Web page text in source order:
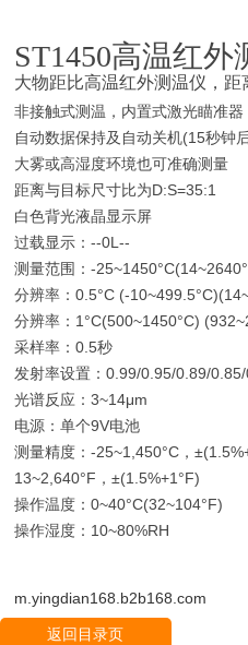
ST1450高温红外
大物距比高温红外测温仪，距
非接触式测温，内置式激光瞄准器
自动数据保持及自动关机(15秒钟
大雾或高湿度环境也可准确测量
距离与目标尺寸比为D:S=35:1
白色背光液晶显示屏
过载显示：--0L--
测量范围：-
分辨率：0.5°C (-
分辨率：1°C(500~1450°C)
采样率：0.5秒
发射率设置：0.99/0.95/0.89/
光谱反应：3~14μm
电源：单个9V电池
测量精度：-25~1,450°C，
13~2,640°F，±(1.5%+1°F)
操作温度：0~40°C(32~104°F)
操作湿度：10~80%RH
m.yingdian168.b2b168.com
返回目录页